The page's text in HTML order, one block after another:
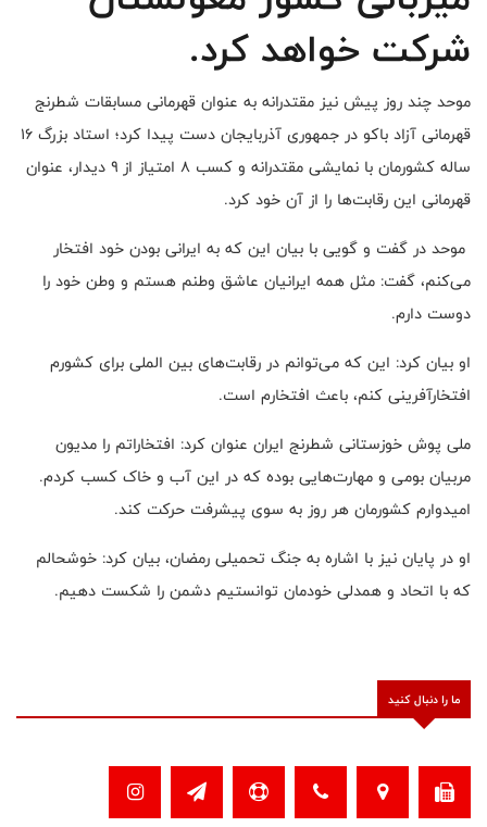
شرکت خواهد کرد.
موحد چند روز پیش نیز مقتدرانه به عنوان قهرمانی مسابقات شطرنج
قهرمانی آزاد باکو در جمهوری آذربایجان دست پیدا کرد؛ استاد بزرگ ۱۶
ساله کشورمان با نمایشی مقتدرانه و کسب ۸ امتیاز از ۹ دیدار، عنوان
قهرمانی این رقابت‌ها را از آن خود کرد.
موحد در گفت و گویی با بیان این که به ایرانی بودن خود افتخار
می‌کنم، گفت: مثل همه ایرانیان عاشق وطنم هستم و وطن خود را
دوست دارم.
او بیان کرد: این که می‌توانم در رقابت‌های بین الملی برای کشورم
افتخارآفرینی کنم، باعث افتخارم است.
ملی پوش خوزستانی شطرنج ایران عنوان کرد: افتخاراتم را مدیون
مربیان بومی و مهارت‌هایی بوده که در این آب و خاک کسب کردم.
امیدوارم کشورمان هر روز به سوی پیشرفت حرکت کند.
او در پایان نیز با اشاره به جنگ تحمیلی رمضان، بیان کرد: خوشحالم
که با اتحاد و همدلی خودمان توانستیم دشمن را شکست دهیم.
ما را دنبال کنید